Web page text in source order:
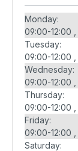
Monday:
09:00-12:00
Tuesday:
09:00-12:00
Wednesday:
09:00-12:00
Thursday:
09:00-12:00
Friday:
09:00-12:00
Saturday: